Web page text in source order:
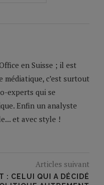
en Suisse ; il est
médiatique, c’est surtout
experts qui se
Enfin un analyste
et avec style !
Articles suivant
: CELUI QUI A DÉCIDÉ